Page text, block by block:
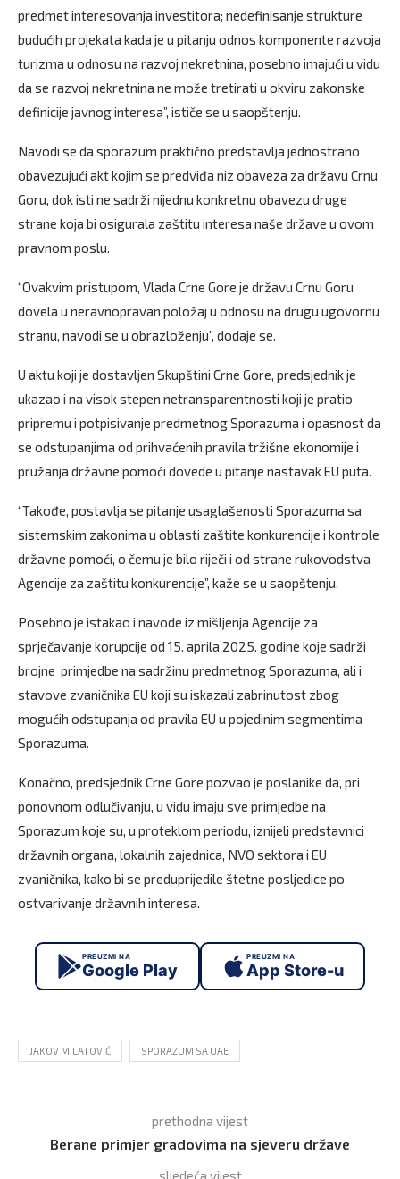
predmet interesovanja investitora; nedefinisanje strukture
budućih projekata kada je u pitanju odnos komponente razvoja
turizma u odnosu na razvoj nekretnina, posebno imajući u vidu
da se razvoj nekretnina ne može tretirati u okviru zakonske
definicije javnog interesa”, ističe se u saopštenju.
Navodi se da sporazum praktično predstavlja jednostrano
obavezujući akt kojim se predviđa niz obaveza za državu Crnu
Goru, dok isti ne sadrži nijednu konkretnu obavezu druge
strane koja bi osigurala zaštitu interesa naše države u ovom
pravnom poslu.
“Ovakvim pristupom, Vlada Crne Gore je državu Crnu Goru
dovela u neravnopravan položaj u odnosu na drugu ugovornu
stranu, navodi se u obrazloženju”, dodaje se.
U aktu koji je dostavljen Skupštini Crne Gore, predsjednik je
ukazao i na visok stepen netransparentnosti koji je pratio
pripremu i potpisivanje predmetnog Sporazuma i opasnost da
se odstupanjima od prihvaćenih pravila tržišne ekonomije i
pružanja državne pomoći dovede u pitanje nastavak EU puta.
“Takođe, postavlja se pitanje usaglašenosti Sporazuma sa
sistemskim zakonima u oblasti zaštite konkurencije i kontrole
državne pomoći, o čemu je bilo riječi i od strane rukovodstva
Agencije za zaštitu konkurencije”, kaže se u saopštenju.
Posebno je istakao i navode iz mišljenja Agencije za
sprječavanje korupcije od 15. aprila 2025. godine koje sadrži
brojne primjedbe na sadržinu predmetnog Sporazuma, ali i
stavove zvaničnika EU koji su iskazali zabrinutost zbog
mogućih odstupanja od pravila EU u pojedinim segmentima
Sporazuma.
Konačno, predsjednik Crne Gore pozvao je poslanike da, pri
ponovnom odlučivanju, u vidu imaju sve primjedbe na
Sporazum koje su, u proteklom periodu, iznijeli predstavnici
državnih organa, lokalnih zajednica, NVO sektora i EU
zvaničnika, kako bi se preduprijedile štetne posljedice po
ostvarivanje državnih interesa.
PREUZMI NA
Google Play
PREUZMI NA
App Store-u
JAKOV MILATOVIĆ SPORAZUM SA UAE
prethodna vijest
Berane primjer gradovima na sjeveru države
sljedeća vijest